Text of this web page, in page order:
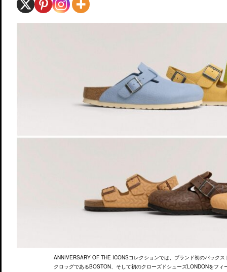
ANNIVERSARY OF THE ICONSコレクションでは、ブランド初のバック
クロッグであるBOSTON、そして初のクローズドシューズLONDONをフィ